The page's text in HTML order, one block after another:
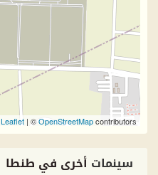
Leaflet | ©OpenStreetMapcontributors
سينمات أخرى في طنطا